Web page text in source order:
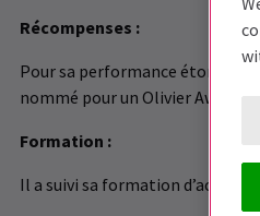
Récompenses :
Pour sa performance étonnante
nommé pour un Olivier Award en
Formation :
Il a suivi sa formation d’acteur